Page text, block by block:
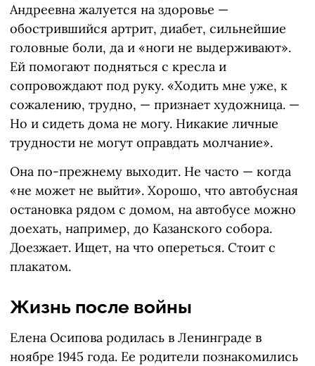
Андреевна жалуется на здоровье —
обострившийся артрит, диабет, сильнейшие
головные боли, да и «ноги не выдерживают».
Ей помогают подняться с кресла и
сопровождают под руку. «Ходить мне уже, к
сожалению, трудно, — признает художница. —
Но и сидеть дома не могу. Никакие личные
трудности не могут оправдать молчание».
Она по-прежнему выходит. Не часто — когда
«не может не выйти». Хорошо, что автобусная
остановка рядом с домом, на автобусе можно
доехать, например, до Казанского собора.
Доезжает. Ищет, на что опереться. Стоит с
плакатом.
Жизнь после войны
Елена Осипова родилась в Ленинграде в
ноябре 1945 года. Ее родители познакомились